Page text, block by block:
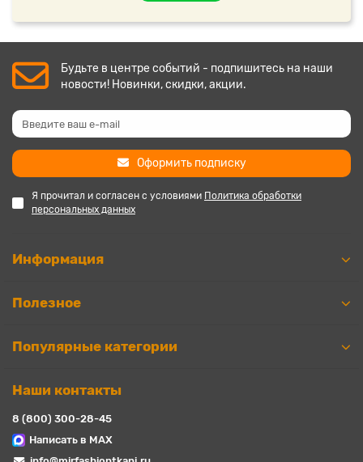
Будьте в центре событий - подпишитесь на наши
новости! Новинки, скидки, акции.
Оформить подписку
Я прочитал и согласен с условиями Политика обработки
персональных данных
Информация
Полезное
Популярные категории
Наши контакты
8 (800) 300-28-45
Написать в MAX